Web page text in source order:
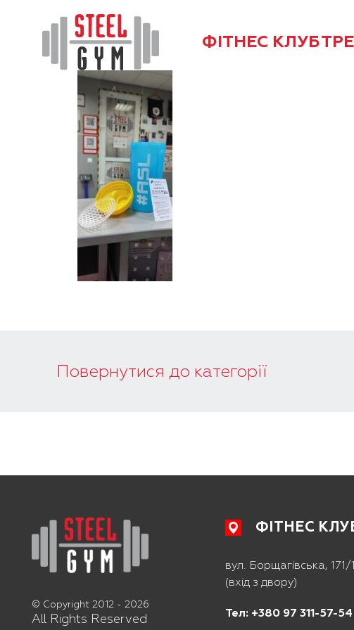
ФІТНЕС КЛУБ
Повернутися до категорії
© Copyright 2012 - 2026
All Rights Reserved
ФІТНЕС
вул. Борщагівська, 171/
(вхід з двору)
Тел: +380 97 311-57-54